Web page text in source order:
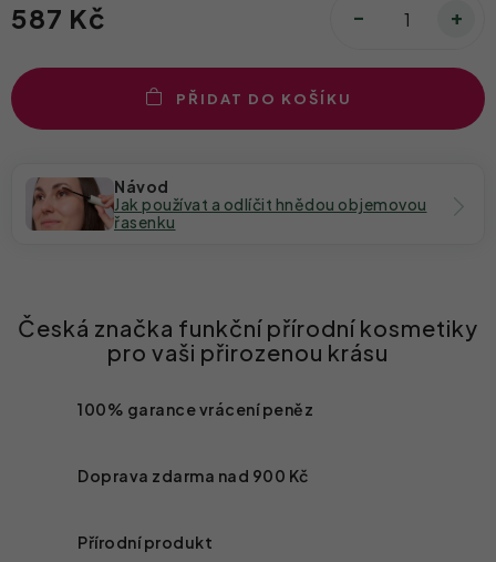
587 Kč
PŘIDAT DO KOŠÍKU
Návod
Jak používat a odlíčit hnědou objemovou
řasenku
100% garance vrácení peněz
Doprava zdarma nad 900 Kč
Přírodní produkt